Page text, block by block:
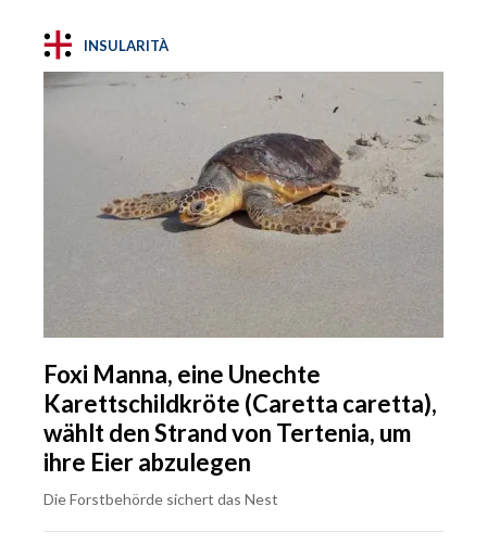
INSULARITÀ
Foxi Manna, eine Unechte
Karettschildkröte (Caretta caretta),
wählt den Strand von Tertenia, um
ihre Eier abzulegen
Die Forstbehörde sichert das Nest